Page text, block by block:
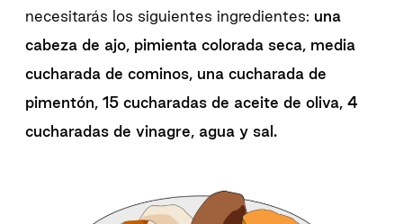
necesitarás los siguientes ingredientes: una
cabeza de ajo, pimienta colorada seca, media
cucharada de cominos, una cucharada de
pimentón, 15 cucharadas de aceite de oliva, 4
cucharadas de vinagre, agua y sal.